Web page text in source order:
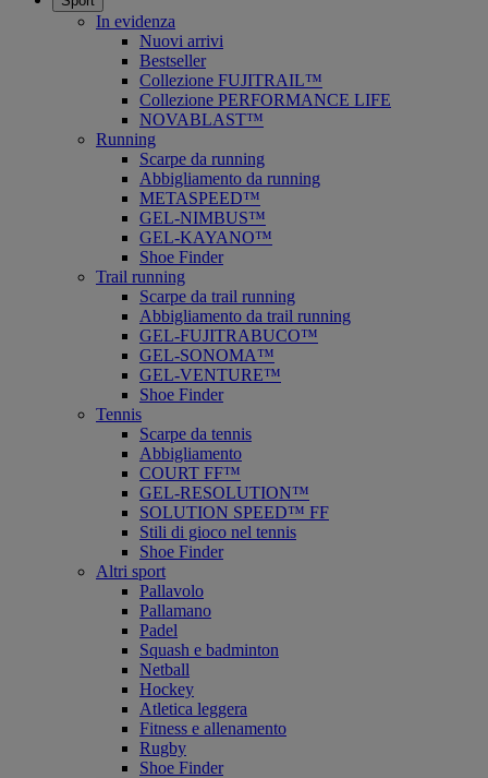
In evidenza
Nuovi arrivi
Bestseller
Collezione FUJITRAIL™
Collezione PERFORMANCE LIFE
NOVABLAST™
Running
Scarpe da running
Abbigliamento da running
METASPEED™
GEL-NIMBUS™
GEL-KAYANO™
Shoe Finder
Trail running
Scarpe da trail running
Abbigliamento da trail running
GEL-FUJITRABUCO™
GEL-SONOMA™
GEL-VENTURE™
Shoe Finder
Tennis
Scarpe da tennis
Abbigliamento
COURT FF™
GEL-RESOLUTION™
SOLUTION SPEED™ FF
Stili di gioco nel tennis
Shoe Finder
Altri sport
Pallavolo
Pallamano
Padel
Squash e badminton
Netball
Hockey
Atletica leggera
Fitness e allenamento
Rugby
Shoe Finder